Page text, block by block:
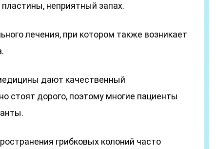
неприятный запах.
лечения, при котором также возникает
дают качественный
стоят дорого, поэтому многие пациенты
грибковых колоний часто